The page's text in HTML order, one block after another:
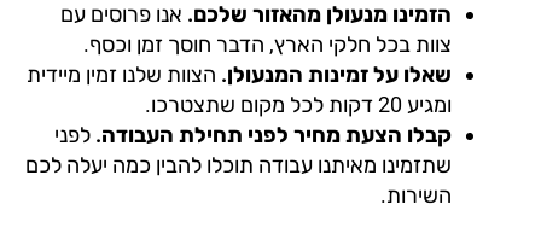
הזמינו מנעולן מהאזור שלכם.אנו פרוסים עם
צוות בכל חלקי הארץ, הדבר חוסך זמן וכסף.
שאלו על זמינות המנעולן.הצוות שלנו זמין מיידית
ומגיע 20 דקות לכל מקום שתצטרכו.
קבלו הצעת מחיר לפני תחילת העבודה.לפני
שתזמינו מאיתנו עבודה תוכלו להבין כמה יעלה לכם
השירות.